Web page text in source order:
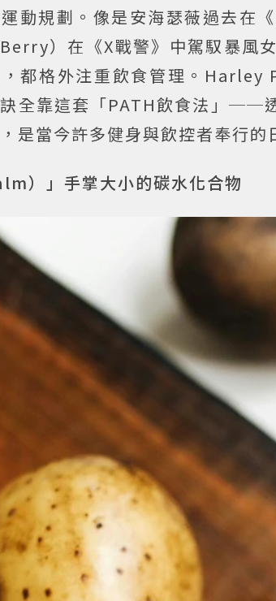
動規劃。像是安海瑟薇過去在
）在《X戰警》中駕馭暴風
都格外注重飲食管理。Harley
全靠這套「PATH飲食法」──
是當今許多健身與飲控者奉行的
）」手掌大小的碳水化合物